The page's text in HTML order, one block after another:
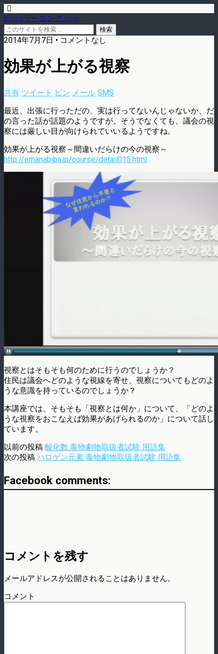
blog.eラーニング.co.jp
2014年7月7日 • コメントなし
効果が上がる視察
共有 ツイート ピン メール SMS
最近、出張に行っただの、実は行ってないんじゃないか、だ
の言った話が話題のようですが。そうでなくても、議会の視
察には厳しい目が向けられていいるようですね。
効果が上がる視察～間違いだらけの今の視察～
http://emanabiba.jp/course/detail015.html
視察とはそもそも何のために行うのでしょうか？
住民は議会へどのような視線を寄せ、視察についてもどのよ
うな意識を持っているのでしょうか？
本講座では、そもそも「視察とは何か」について、「どのよ
うな視察をおこなえば効果があげられるのか」について話し
ています。
以前の投稿 酸化数 毒物劇物取扱者試験 用語集
次の投稿 ハロゲン元素 毒物劇物取扱者試験 用語集
Facebook comments:
コメントを残す
メールアドレスが公開されることはありません。
コメント